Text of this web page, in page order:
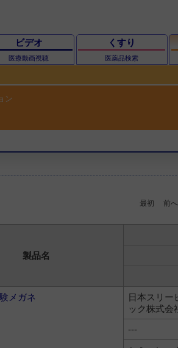
ビデオ
医療動画視聴
くすり
医薬品検索
ン
最初 前へ
製品名
メガネ
日本スリー
ック株式会
---